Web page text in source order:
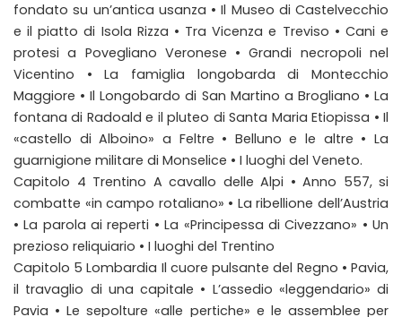
fondato su un’antica usanza • Il Museo di Castelvecchio
e il piatto di Isola Rizza • Tra Vicenza e Treviso • Cani e
protesi a Povegliano Veronese • Grandi necropoli nel
Vicentino • La famiglia longobarda di Montecchio
Maggiore • Il Longobardo di San Martino a Brogliano • La
fontana di Radoald e il pluteo di Santa Maria Etiopissa • Il
«castello di Alboino» a Feltre • Belluno e le altre • La
guarnigione militare di Monselice • I luoghi del Veneto.
Capitolo 4 Trentino A cavallo delle Alpi • Anno 557, si
combatte «in campo rotaliano» • La ribellione dell’Austria
• La parola ai reperti • La «Principessa di Civezzano» • Un
prezioso reliquiario • I luoghi del Trentino
Capitolo 5 Lombardia Il cuore pulsante del Regno • Pavia,
il travaglio di una capitale • L’assedio «leggendario» di
Pavia • Le sepolture «alle pertiche» e le assemblee per